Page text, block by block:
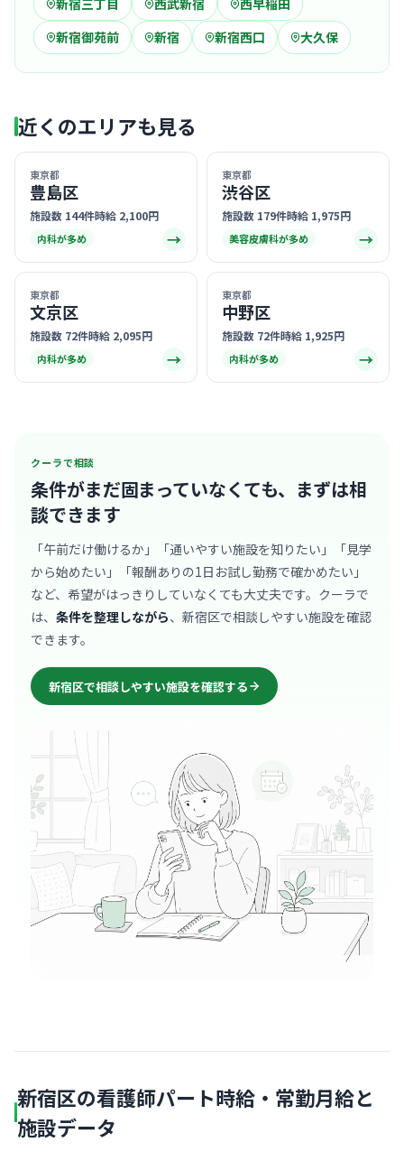
新宿三丁目 西武新宿
西早稲田
新宿御苑前
新宿 新宿西口 大久保
近くのエリアも見る
東京都
豊島区
施設数 144件時給 2,100円
内科が多め →
東京都
渋谷区
施設数 179件時給 1,975円
美容皮膚科が多め →
東京都
文京区
施設数 72件時給 2,095円
内科が多め →
東京都
中野区
施設数 72件時給 1,925円
内科が多め →
クーラで相談
条件がまだ固まっていなくても、 まずは相
談できます
「午前だけ働けるか」「通いやすい施設を知りたい」「見学
から始めたい」「報酬ありの1日お試し勤務で確かめたい」
など、希望がはっきりしていなくても大丈夫です。クーラで
は、 条件を整理しながら、新宿区で相談しやすい施設を確認
できます。
新宿区で相談しやすい施設を確認する
新宿区の看護師パート時給・常勤月給と
施設データ